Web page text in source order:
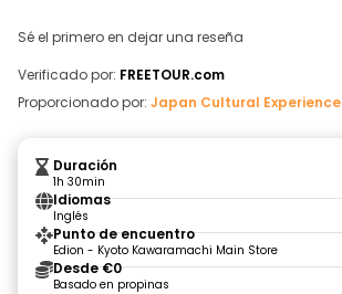
Sé el primero en dejar una reseña
Verificado por: FREETOUR.com
Proporcionado por: Japan Cultural Experience
Duración
1h 30min
Idiomas
Inglés
Punto de encuentro
Edion - Kyoto Kawaramachi Main Store
Desde €0
Basado en propinas